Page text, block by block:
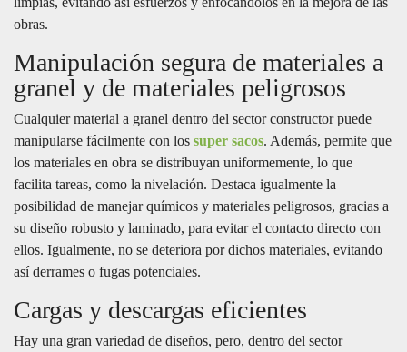
obras.
Manipulación segura de materiales a
granel y de materiales peligrosos
Cualquier material a granel dentro del sector constructor puede
manipularse fácilmente con los super sacos. Además, permite que
los materiales en obra se distribuyan uniformemente, lo que
facilita tareas, como la nivelación. Destaca igualmente la
posibilidad de manejar químicos y materiales peligrosos, gracias a
su diseño robusto y laminado, para evitar el contacto directo con
ellos. Igualmente, no se deteriora por dichos materiales, evitando
así derrames o fugas potenciales.
Cargas y descargas eficientes
Hay una gran variedad de diseños, pero, dentro del sector